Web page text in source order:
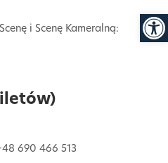
i Scenę Kameralną:
690 466 513